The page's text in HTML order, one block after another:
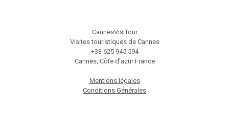
CannesVisiTour
Visites touristiques de Cannes
+33 625 945 594
Cannes, Côte d'azur France
Mentions légales
Conditions Générales